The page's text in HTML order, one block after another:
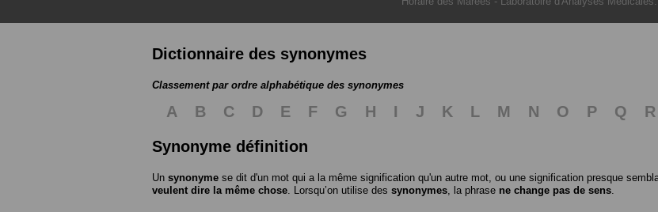
Dictionnaire des synonymes
Classement par ordre alphabétique des synonymes
A B C D E F G H I J K L M N O P Q R
Synonyme définition
Un synonyme se dit d'un mot qui a la même signification qu'un autre mot, ou une signification presque
veulent dire la même chose . Lorsqu’on utilise des synonymes , la phrase ne change pas de sens